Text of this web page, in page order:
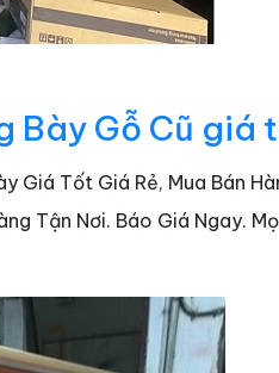
Bày Gỗ Cũ giá
Tốt Giá Rẻ, Mua Bán
Tận Nơi. Báo Giá Ngay.